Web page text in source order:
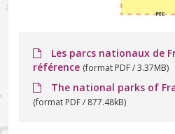
Les parcs nationaux de
référence (format PDF / 3.37MB)
The national parks of
(format PDF / 877.48kB)